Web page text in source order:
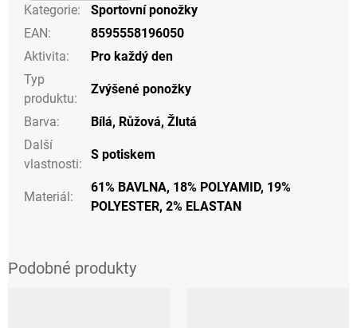
Kategorie:
Sportovní ponožky
EAN:
8595558196050
Aktivita:
Pro každý den
Typ
produktu:
Zvýšené ponožky
Barva: Bílá, Růžová, Žlutá
Další
vlastnosti:
S potiskem
Materiál:
61% BAVLNA, 18% POLYAMID, 19%
POLYESTER, 2% ELASTAN